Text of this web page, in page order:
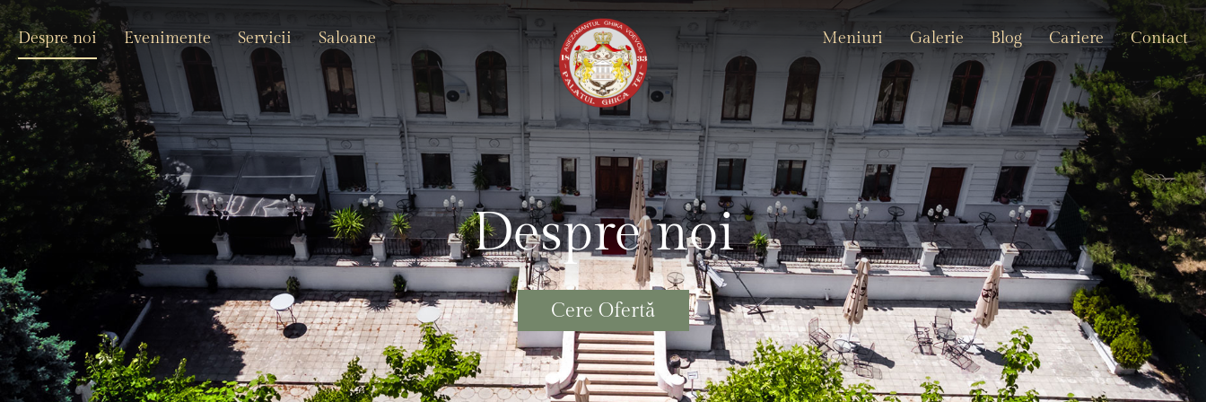
Despre noi Evenimente Servicii Saloane Meniuri Galerie Blog Cariere Contact
Despre noi
Cere Ofertă